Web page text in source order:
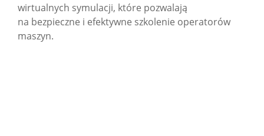
wirtualnych symulacji, które pozwalają
na bezpieczne i efektywne szkolenie operatorów
maszyn.